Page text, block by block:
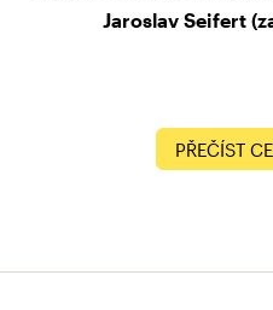
Jaroslav Seifert
PŘEČÍST